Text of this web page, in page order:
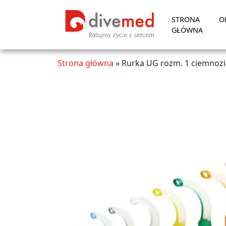
STRONA
GŁÓWNA
Strona główna » Rurka UG rozm. 1